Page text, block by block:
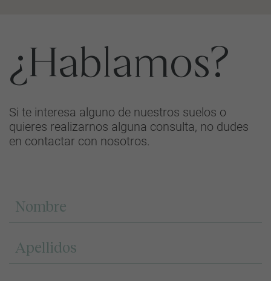
¿Hablamos?
Si te interesa alguno de nuestros suelos o
quieres realizarnos alguna consulta, no dudes
en contactar con nosotros.